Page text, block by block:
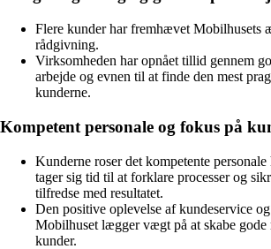
Flere kunder har fremhævet Mobilhusets
rådgivning.
Virksomheden har opnået tillid gennem
arbejde og evnen til at finde den mest
kunderne.
Kompetent personale og fokus på
Kunderne roser det kompetente
tager sig tid til at forklare processer og
tilfredse med resultatet.
Den positive oplevelse af kundeservice
Mobilhuset lægger vægt på at skabe gode
kunder.